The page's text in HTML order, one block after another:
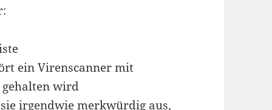
ein Virenscanner mit
wird
irgendwie merkwürdig aus,